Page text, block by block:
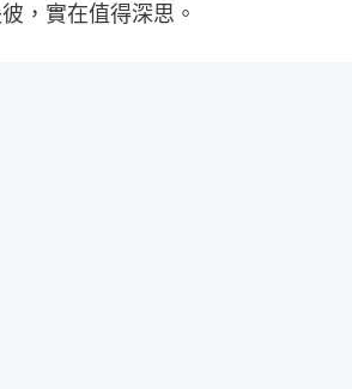
，實在值得深思。